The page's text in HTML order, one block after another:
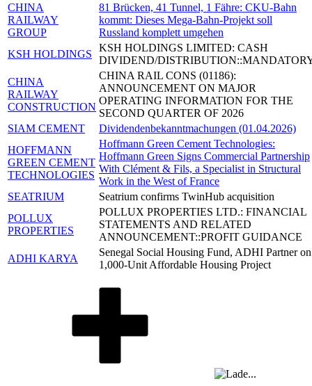
CHINA
RAILWAY
GROUP
81 Brücken, 41 Tunnel, 1 Fähre: CKU-Bahn
kommt: Dieses Mega-Bahn-Projekt soll
Russland komplett umgehen
KSH HOLDINGS
KSH HOLDINGS LIMITED: CASH
DIVIDEND/
CHINA
RAILWAY
CONSTRUCTION
CHINA RAIL CONS (01186):
ANNOUNCEMENT ON MAJOR
OPERATING INFORMATION FOR THE
SECOND QUARTER OF 2026
SIAM CEMENT
Dividendenbekanntmachungen (01.04.2026)
HOFFMANN
GREEN CEMENT
TECHNOLOGIES
Hoffmann Green Cement Technologies:
Hoffmann Green Signs Commercial Partnership
With Clément & Fils, a Specialist in Structural
Work in the West of France
SEATRIUM
Seatrium confirms TwinHub acquisition
POLLUX
PROPERTIES
POLLUX PROPERTIES LTD.: FINANCIAL
STATEMENTS AND RELATED
ANNOUNCEMENT::PROFIT GUIDANCE
ADHI KARYA
Senegal Social Housing Fund, ADHI Partner on
1,000-Unit Affordable Housing Project